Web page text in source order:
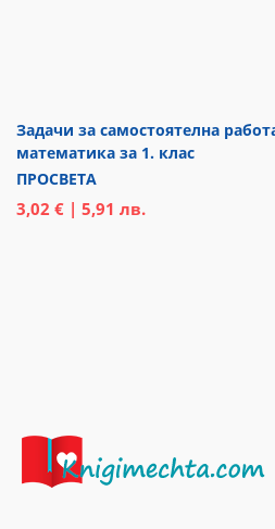
Задачи за самостоятелна
математика за 1. клас
ПРОСВЕТА
3,02 € | 5,91 лв.